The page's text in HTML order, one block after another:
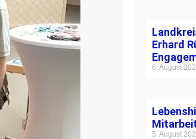
Erhard
6. August
5. August